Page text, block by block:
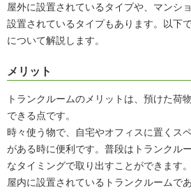
屋外に設置されているタイプや、マンシ
設置されているタイプもあります。以下
について解説します。
メリット
トランクルームのメリットは、預けた荷
できる点です。
時々使う物で、自宅やオフィスに置くス
がある時に便利です。普段はトランクル
なタイミングで取り出すことができます。
屋内に設置されているトランクルームで